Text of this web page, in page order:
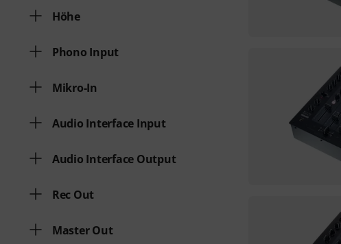
Höhe
Phono Input
Mikro-In
Audio Interface Input
Audio Interface Output
Rec Out
Master Out